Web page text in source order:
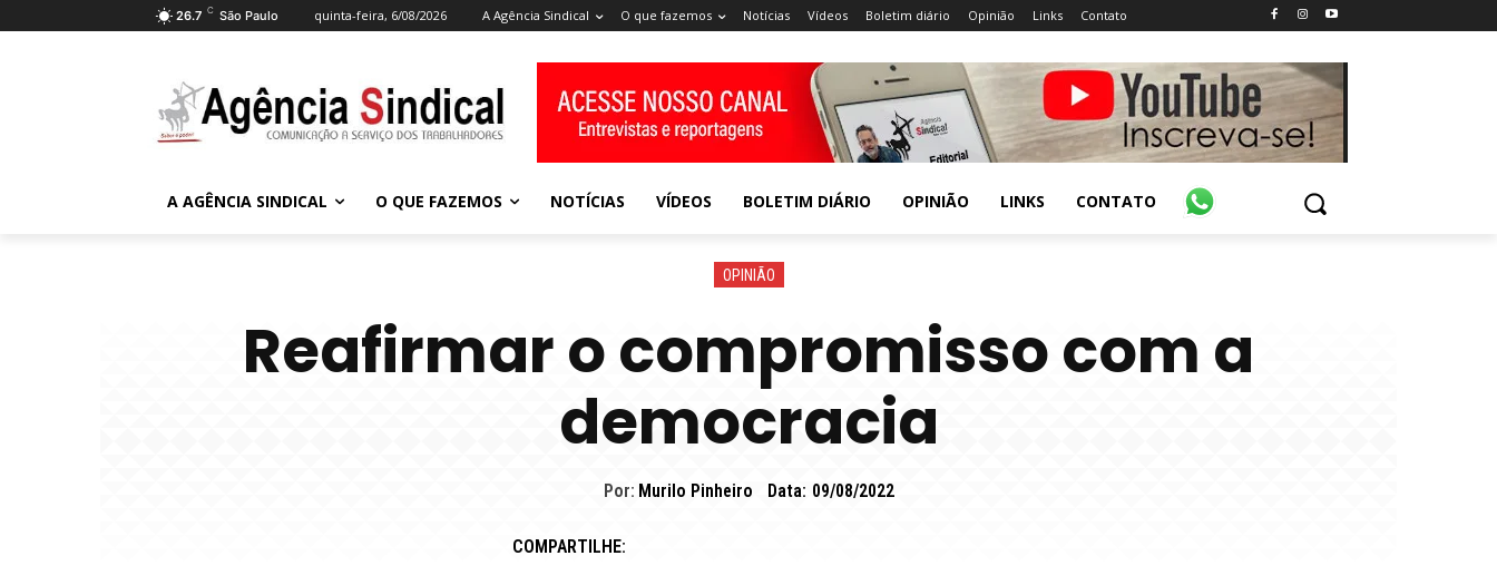
26.7 C São Paulo quinta-feira, 6/08/2026 A Agência Sindical O que fazemos Notícias Vídeos Boletim diário Opinião Links Contato
A AGÊNCIA SINDICAL O QUE FAZEMOS NOTÍCIAS VÍDEOS BOLETIM DIÁRIO OPINIÃO LINKS CONTATO
OPINIÃO
Reafirmar o compromisso com a
democracia
Por: Murilo Pinheiro Data: 09/08/2022
COMPARTILHE: